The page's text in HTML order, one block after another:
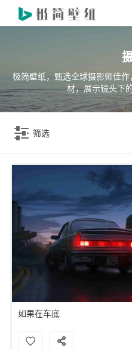
极简壁纸，甄选全球摄影师佳
材，展示镜头下
筛选
如果在车底